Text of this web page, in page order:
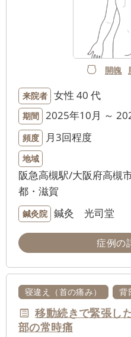
開魄
来院者 女性 40 代
期間 2025年10月 ～
頻度 月3回程度
地域
阪急高槻駅/大阪府高槻
都・滋賀
鍼灸院 鍼灸 光司堂
症例の
寝違え（首の痛み） 背
移動続きで緊張し
部の常時痛